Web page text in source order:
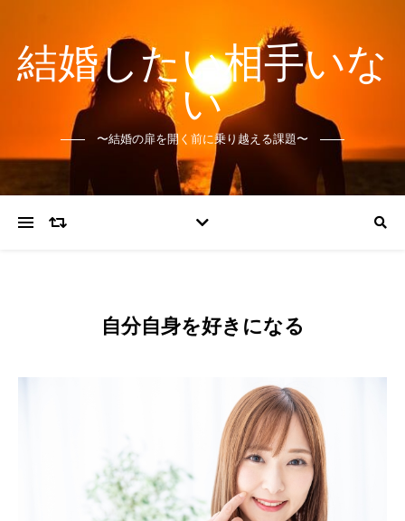
結婚したい相手いな
い
〜結婚の扉を開く前に乗り越える課題〜
自分自身を好きになる